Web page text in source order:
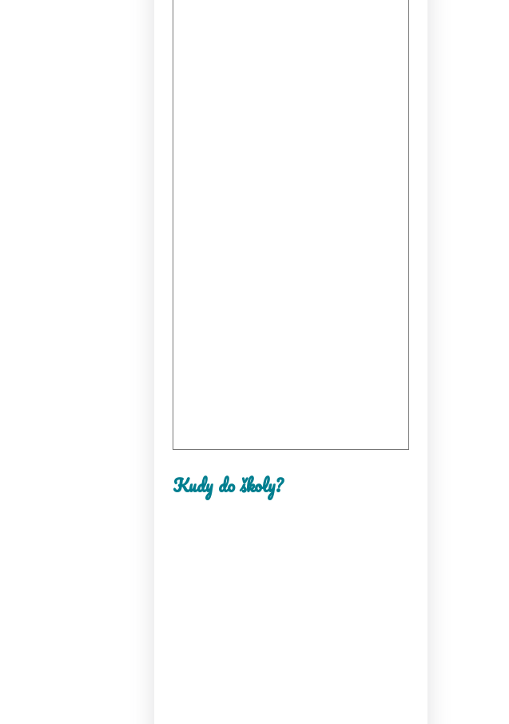
Kudy do školy?